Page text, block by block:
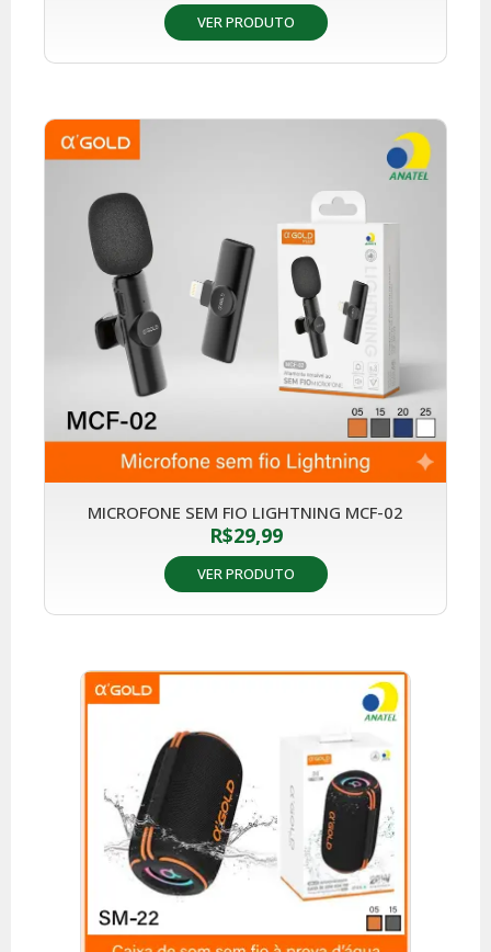
VER PRODUTO
MICROFONE SEM FIO LIGHTNING MCF-02
R$29,99
VER PRODUTO